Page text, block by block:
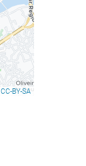
CC-BY-SA